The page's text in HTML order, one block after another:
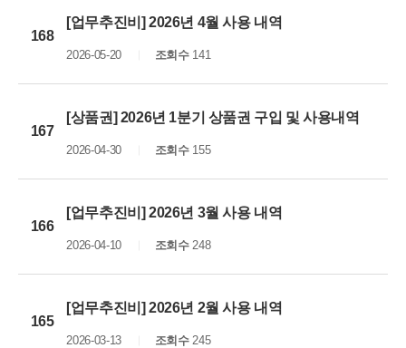
168
[업무추진비] 2026년 4월 사용 내역
2026-05-20 조회수141
167
[상품권] 2026년 1분기 상품권 구입 및 사용내역
2026-04-30 조회수155
166
[업무추진비] 2026년 3월 사용 내역
2026-04-10 조회수248
165
[업무추진비] 2026년 2월 사용 내역
2026-03-13 조회수245